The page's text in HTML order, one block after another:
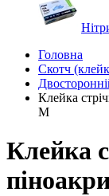
Головна
Скотч
Клейка
М
Клейка